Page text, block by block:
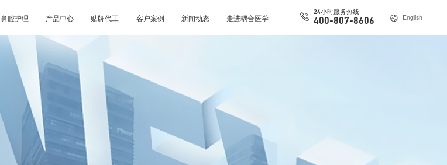
English
24小时服务热线
400-807-8606
鼻腔护理 产品中心 贴牌代工 客户案例 新闻动态 走进耦合医学